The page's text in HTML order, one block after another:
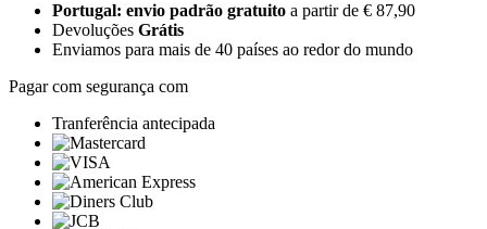
Portugal: envio padrão gratuito a partir de € 87,90
Devoluções Grátis
Enviamos para mais de 40 países ao redor do mundo
Pagar com segurança com
Tranferência antecipada